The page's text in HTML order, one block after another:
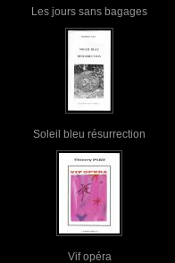
Les jours sans bagages
Soleil bleu résurrection
Vif opéra